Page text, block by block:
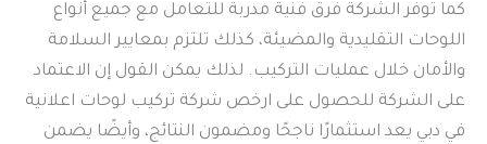
كما توفر الشركة فرق فنية مدربة للتعامل مع جميع أنواع
اللوحات التقليدية والمضيئة، كذلك تلتزم بمعايير السلامة
والأمان خلال عمليات التركيب. لذلك يمكن القول إن الاعتماد
على الشركة للحصول على ارخص شركة تركيب لوحات اعلانية
في دبي يعد استثمارًا ناجحًا ومضمون النتائج، وأيضًا يضمن